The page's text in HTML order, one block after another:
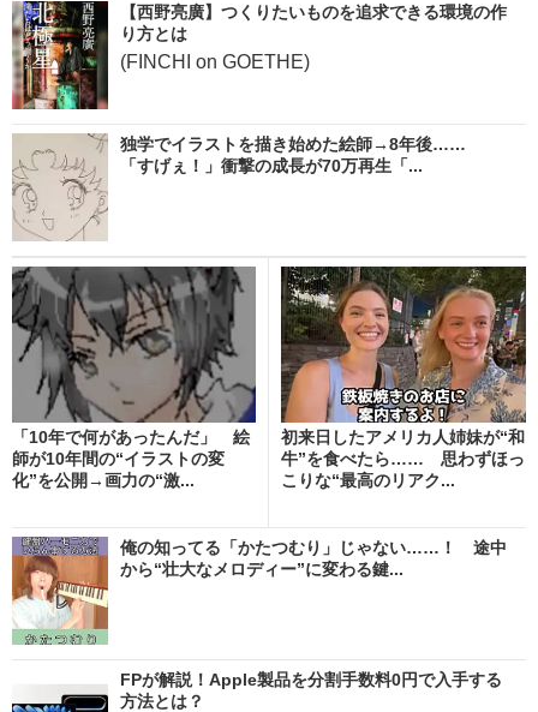
【西野亮廣】つくりたいものを追求できる環境の作
り方とは
(FINCHI on GOETHE)
独学でイラストを描き始めた絵師→8年後……
「すげぇ！」衝撃の成長が70万再生「...
「10年で何があったんだ」 絵
師が10年間の“イラストの変
化”を公開→画力の“激...
初来日したアメリカ人姉妹が“和
牛”を食べたら…… 思わずほっ
こりな“最高のリアク...
俺の知ってる「かたつむり」じゃない……！ 途中
から“壮大なメロディー”に変わる鍵...
FPが解説！Apple製品を分割手数料0円で入手する
方法とは？